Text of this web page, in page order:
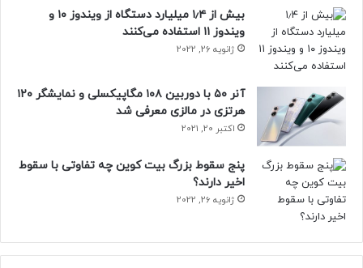
بیش از ۱٫۴ میلیارد دستگاه از ویندوز ۱۰ و
ویندوز ۱۱ استفاده می‌کنند
ژانویه 26, 2022
آنر ۵۰ با دوربین ۱۰۸ مگاپیکسلی و نمایشگر ۱۲۰
هرتزی در مالزی معرفی شد
اکتبر 20, 2021
پنج سقوط بزرگ بیت کوین چه تفاوتی با سقوط
اخیر دارند؟
ژانویه 26, 2022